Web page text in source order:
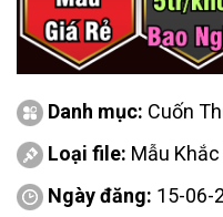
Danh mục: Cuốn
Loại file: Mẫu Khắc
Ngày đăng: 15-06-